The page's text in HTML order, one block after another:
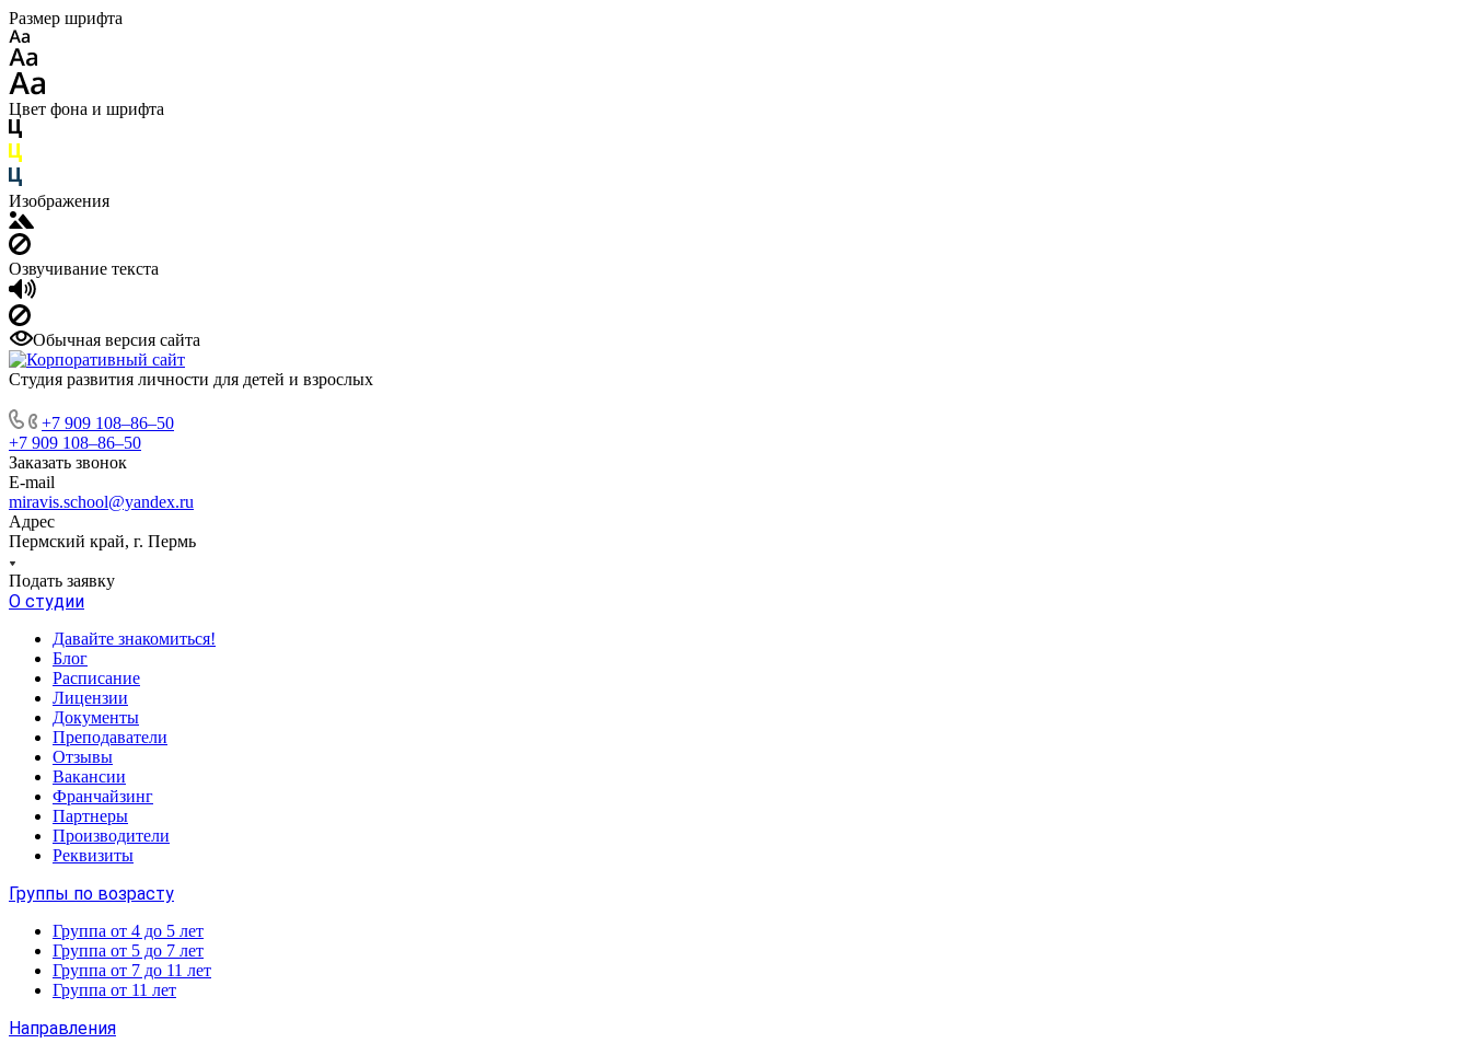
Размер шрифта
Цвет фона и шрифта
Изображения
Озвучивание текста
Обычная версия сайта
Студия развития личности для детей и взрослых
+7 909 108‒86‒50
+7 909 108‒86‒50
Заказать звонок
E-mail
miravis.school@yandex.ru
Адрес
Пермский край, г. Пермь
Подать заявку
О студии
Давайте знакомиться!
Блог
Расписание
Лицензии
Документы
Преподаватели
Отзывы
Вакансии
Франчайзинг
Партнеры
Производители
Реквизиты
Группы по возрасту
Группа от 4 до 5 лет
Группа от 5 до 7 лет
Группа от 7 до 11 лет
Группа от 11 лет
Направления